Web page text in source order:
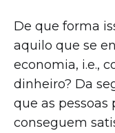
De que forma
aquilo que se
economia, i.e.,
dinheiro? Da
que as pessoas
conseguem